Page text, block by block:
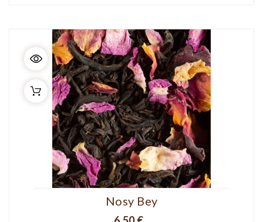
Nosy Bey
Prix